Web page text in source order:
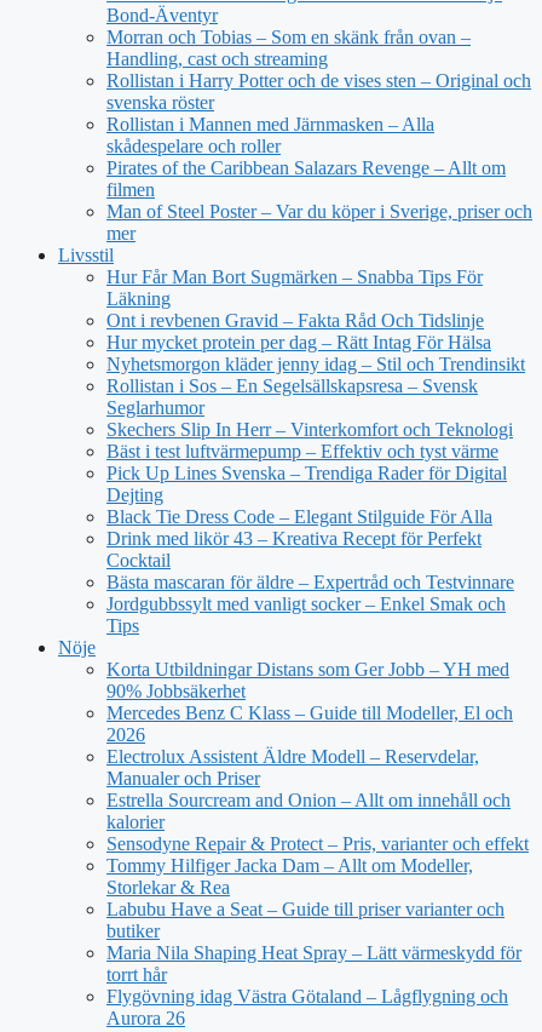
Bond-Äventyr
Morran och Tobias – Som en skänk från ovan –
Handling, cast och streaming
Rollistan i Harry Potter och de vises sten – Original och
svenska röster
Rollistan i Mannen med Järnmasken – Alla
skådespelare och roller
Pirates of the Caribbean Salazars Revenge – Allt om
filmen
Man of Steel Poster – Var du köper i Sverige, priser och
mer
Livsstil
Hur Får Man Bort Sugmärken – Snabba Tips För
Läkning
Ont i revbenen Gravid – Fakta Råd Och Tidslinje
Hur mycket protein per dag – Rätt Intag För Hälsa
Nyhetsmorgon kläder jenny idag – Stil och Trendinsikt
Rollistan i Sos – En Segelsällskapsresa – Svensk
Seglarhumor
Skechers Slip In Herr – Vinterkomfort och Teknologi
Bäst i test luftvärmepump – Effektiv och tyst värme
Pick Up Lines Svenska – Trendiga Rader för Digital
Dejting
Black Tie Dress Code – Elegant Stilguide För Alla
Drink med likör 43 – Kreativa Recept för Perfekt
Cocktail
Bästa mascaran för äldre – Expertråd och Testvinnare
Jordgubbssylt med vanligt socker – Enkel Smak och
Tips
Nöje
Korta Utbildningar Distans som Ger Jobb – YH med
90% Jobbsäkerhet
Mercedes Benz C Klass – Guide till Modeller, El och
2026
Electrolux Assistent Äldre Modell – Reservdelar,
Manualer och Priser
Estrella Sourcream and Onion – Allt om innehåll och
kalorier
Sensodyne Repair & Protect – Pris, varianter och effekt
Tommy Hilfiger Jacka Dam – Allt om Modeller,
Storlekar & Rea
Labubu Have a Seat – Guide till priser varianter och
butiker
Maria Nila Shaping Heat Spray – Lätt värmeskydd för
torrt hår
Flygövning idag Västra Götaland – Lågflygning och
Aurora 26